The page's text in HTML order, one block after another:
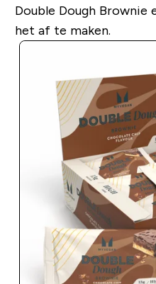
Double Dough Brownie
het af te maken.